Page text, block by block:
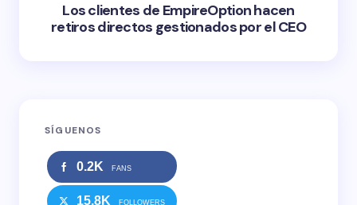
Los clientes de EmpireOption hacen
retiros directos gestionados por el CEO
SÍGUENOS
0.2K FANS
15.8K FOLLOWERS